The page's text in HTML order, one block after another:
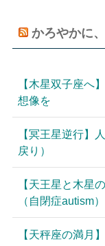
かろやかに
【木星双子座へ
想像を
【冥王星逆行】
戻り）
【天王星と木星
（自閉症autism）
【天秤座の満月